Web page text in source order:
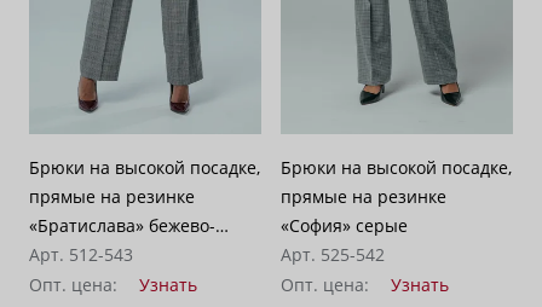
Брюки на высокой посадке,
прямые на резинке
«Братислава» бежево-
серые
Арт. 512-543
Опт. цена:
Узнать
Брюки на высокой посадке,
прямые на резинке
«София» серые
Арт. 525-542
Опт. цена:
Узнать